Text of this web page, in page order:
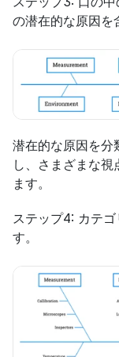
の潜在的な原因を
潜在的な原因を分
し、さまざまな
ます。
ステップ4: カテ
す。